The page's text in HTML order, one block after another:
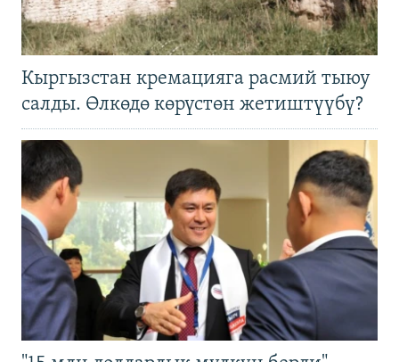
Кыргызстан кремацияга расмий тыюу
салды. Өлкөдө көрүстөн жетиштүүбү?